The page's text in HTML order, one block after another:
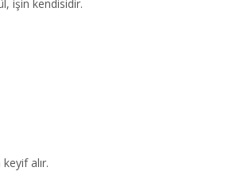
işin kendisidir.
alır.